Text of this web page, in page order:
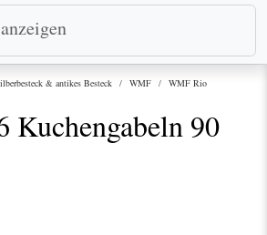
& antikes Besteck WMF
WMF Rio
Kuchengabeln 90